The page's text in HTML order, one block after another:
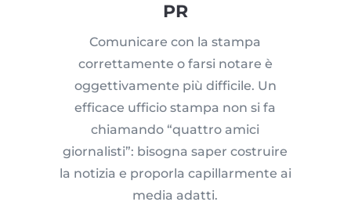
PR
Comunicare con la stampa
correttamente o farsi notare è
oggettivamente più difficile. Un
efficace ufficio stampa non si fa
chiamando “quattro amici
giornalisti”: bisogna saper costruire
la notizia e proporla capillarmente ai
media adatti.